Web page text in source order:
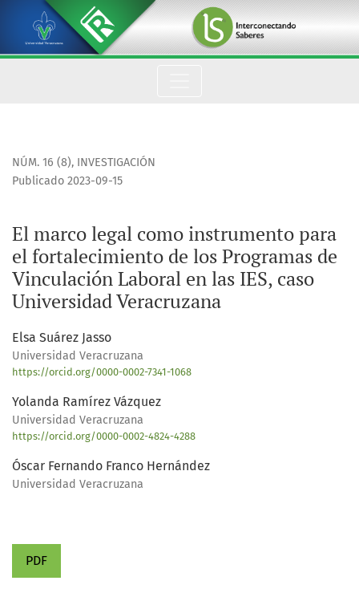
El marco legal como instrumento para el fortalecimiento de
NÚM. 16 (8), INVESTIGACIÓN
El marco legal como instrumento para
el fortalecimiento de los Programas de
Vinculación Laboral en las IES, caso
Universidad Veracruzana
Publicado 2023-09-15
Elsa Suárez Jasso
Universidad Veracruzana
https://orcid.org/0000-0002-7341-1068
Yolanda Ramírez Vázquez
Universidad Veracruzana
https://orcid.org/0000-0002-4824-4288
Óscar Fernando Franco Hernández
Universidad Veracruzana
PDF